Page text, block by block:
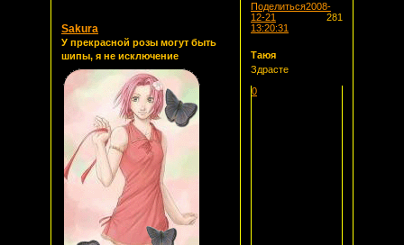
Поделиться
281
2008-
12-21
13:20:31
Sakura
У прекрасной розы могут быть
шипы, я не исключение
Таюя
Здрасте
0